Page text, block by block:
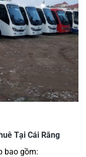
Tại Cái Răng
bao gồm: